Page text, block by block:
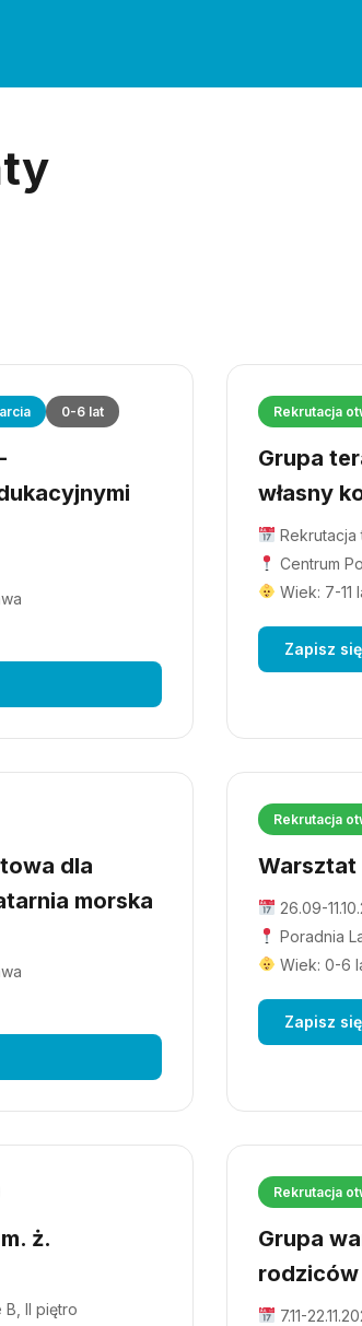
0-6 lat Rekrutacja
Grupa
własny
Rekrutacja
Centrum
Wiek: 7-11
Zapisz się
dla
morska
Rekrutacja
Warsztat
26.09-
Poradnia
Wiek: 0-6
Zapisz się
ż.
II piętro
Rekrutacja
Grupa
7.11-